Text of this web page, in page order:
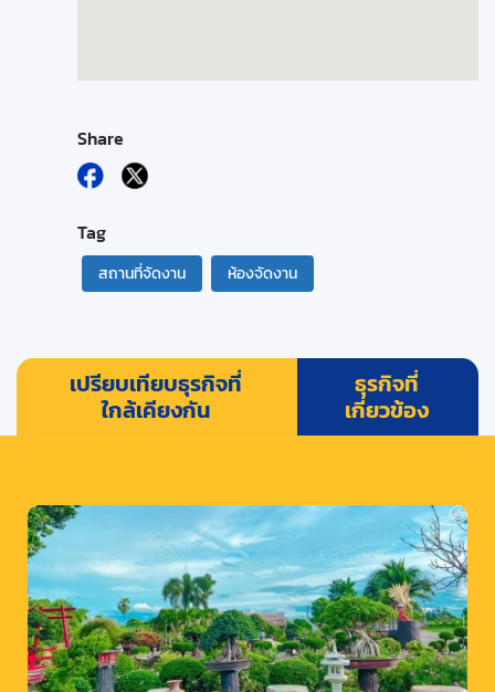
Share
Tag
สถานที่จัดงาน ห้องจัดงาน
เปรียบเทียบธุรกิจที่
ใกล้เคียงกัน
ธุรกิจที่
เกี่ยวข้อง